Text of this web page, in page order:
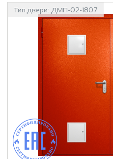
Тип двери: ДМП-02-1807